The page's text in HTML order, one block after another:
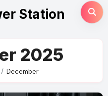
Station
2025
December